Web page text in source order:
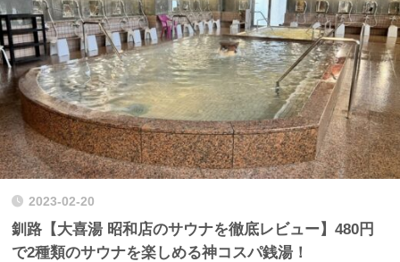
2023-02-20
釧路【大喜湯 昭和店のサウナを徹底レビュー】480円
で2種類のサウナを楽しめる神コスパ銭湯！